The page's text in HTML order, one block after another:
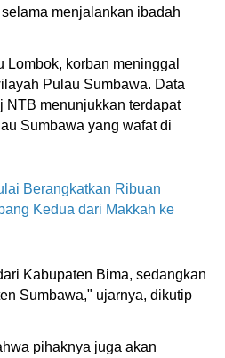
menjalankan ibadah
korban meninggal
Pulau Sumbawa. Data
NTB menunjukkan terdapat
Sumbawa yang wafat di
Berangkatkan Ribuan
Kedua dari Makkah ke
Kabupaten Bima, sedangkan
Sumbawa," ujarnya, dikutip
pihaknya juga akan